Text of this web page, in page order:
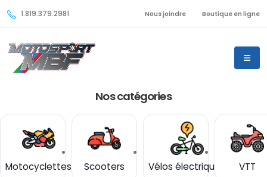
1.819.379.2981 Nous joindre Boutique en ligne
Nos catégories
Motocyclettes Scooters Vélos électriques VTT